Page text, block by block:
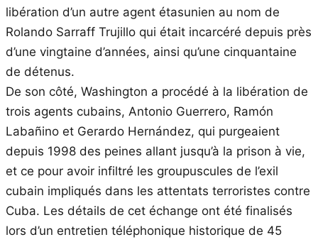
libération d’un autre agent étasunien au nom de
Rolando Sarraff Trujillo qui était incarcéré depuis près
d’une vingtaine d’années, ainsi qu’une cinquantaine
de détenus.
De son côté, Washington a procédé à la libération de
trois agents cubains, Antonio Guerrero, Ramón
Labañino et Gerardo Hernández, qui purgeaient
depuis 1998 des peines allant jusqu’à la prison à vie,
et ce pour avoir infiltré les groupuscules de l’exil
cubain impliqués dans les attentats terroristes contre
Cuba. Les détails de cet échange ont été finalisés
lors d’un entretien téléphonique historique de 45